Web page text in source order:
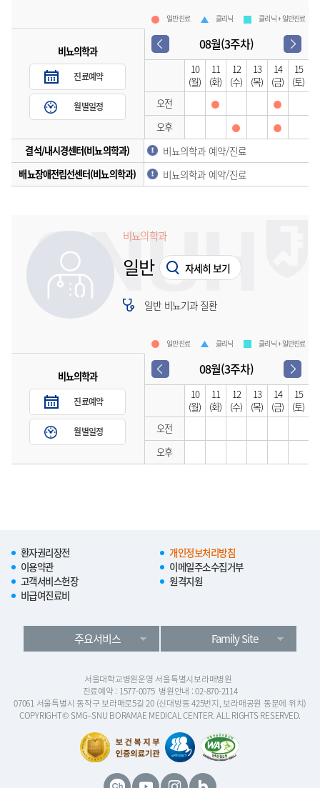
일반진료 클리닉 클리닉 + 일반진료
비뇨의학과
진료예약
월별일정
08월(3주차)
10
(월)
11
(화)
12
(수)
13
(목)
14
(금)
15
(토)
오전
오후
결석/내시경센터(비뇨의학과)
비뇨의학과 예약/진료
배뇨장애전립선센터(비뇨의학과) 비뇨의학과 예약/진료
비뇨의학과
일반 자세히 보기
일반 비뇨기과 질환
일반진료 클리닉 클리닉 + 일반진료
비뇨의학과
진료예약
월별일정
08월(3주차)
10
(월)
11
(화)
12
(수)
13
(목)
14
(금)
15
(토)
오전
오후
환자권리장전
개인정보처리방침
이용약관
이메일주소수집거부
고객서비스헌장
원격지원
비급여진료비
주요서비스 Family Site
서울대학교병원운영 서울특별시보라매병원
진료예약 : 1577-0075 병원안내 : 02-870-2114
07061 서울특별시 동작구 보라매로5길 20 (신대방동 425번지, 보라매공원 동문에 위치)
COPYRIGHT© SMG–SNU BORAMAE MEDICAL CENTER. ALL RIGHTS RESERVED.